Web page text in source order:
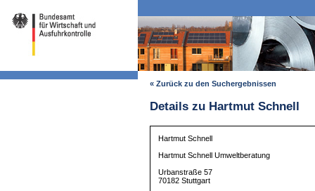
« Zurück zu den Suchergebnissen
Details zu Hartmut Schnell
Hartmut Schnell
Hartmut Schnell Umweltberatung
Urbanstraße 57
70182 Stuttgart